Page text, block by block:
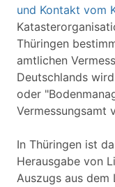
und Kontakt vom
Thüringen
amtlichen
Deutschlands
oder
Vermessungsamt
In Thüringen ist
Herausgabe von
Auszugs aus dem